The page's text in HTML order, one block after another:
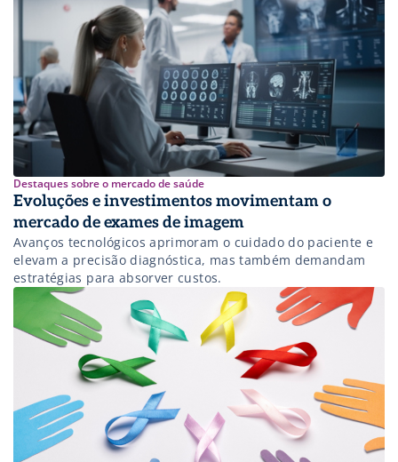
Destaques sobre o mercado de saúde
Evoluções e investimentos movimentam o
mercado de exames de imagem
Avanços tecnológicos aprimoram o cuidado do paciente e
elevam a precisão diagnóstica, mas também demandam
estratégias para absorver custos.